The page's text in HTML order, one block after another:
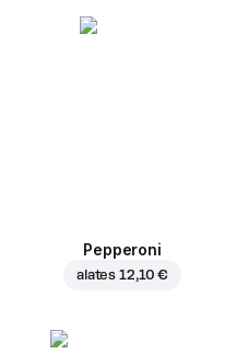
Pepperoni
alates 12,10 €